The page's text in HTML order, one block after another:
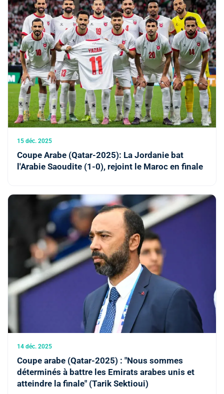
15 déc. 2025
Coupe Arabe (Qatar-2025): La Jordanie bat
l'Arabie Saoudite (1-0), rejoint le Maroc en finale
14 déc. 2025
Coupe arabe (Qatar-2025) : "Nous sommes
déterminés à battre les Emirats arabes unis et
atteindre la finale" (Tarik Sektioui)